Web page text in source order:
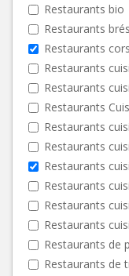
Restaurants bio
Restaurants
Restaurants
Restaurants
Restaurants
Restaurants
Restaurants
Restaurants
Restaurants
Restaurants
Restaurants
Restaurants
Restaurants de
Restaurants de